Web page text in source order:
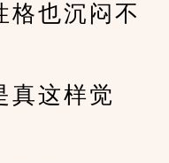
格也沉闷不
这样觉